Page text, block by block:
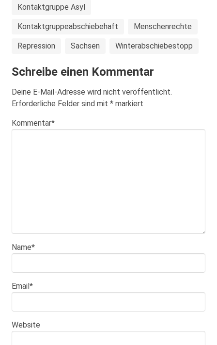
Kontaktgruppe Asyl
Kontaktgruppeabschiebehaft Menschenrechte
Repression Sachsen Winterabschiebestopp
Schreibe einen Kommentar
Deine E-Mail-Adresse wird nicht veröffentlicht.
Erforderliche Felder sind mit * markiert
Kommentar*
Name*
Email*
Website